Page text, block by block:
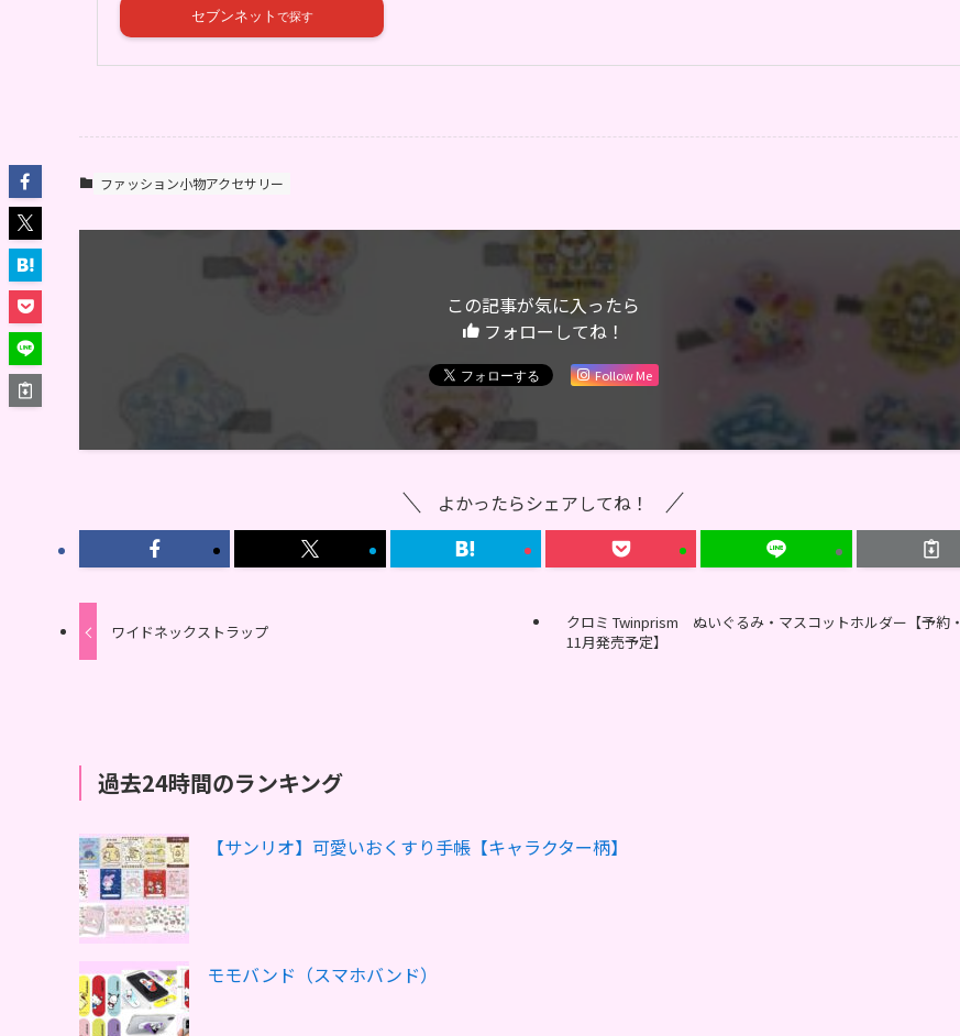
セブンネット
ファッション小物アクセサリー
この記事が気に入ったら
フォローしてね！
Follow Me
よかったらシェアしてね！
ワイドネックストラップ
クロミ Twinprism ぬいぐるみ・マスコットホルダー【予約・
11月発売予定】
過去24時間のランキング
【サンリオ】可愛いおくすり手帳【キャラクター柄】
モモバンド（スマホバンド）